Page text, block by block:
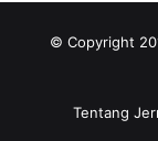
© Copyright
Tentang